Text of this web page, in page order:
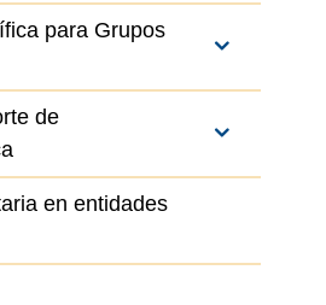
para Grupos
de
en entidades